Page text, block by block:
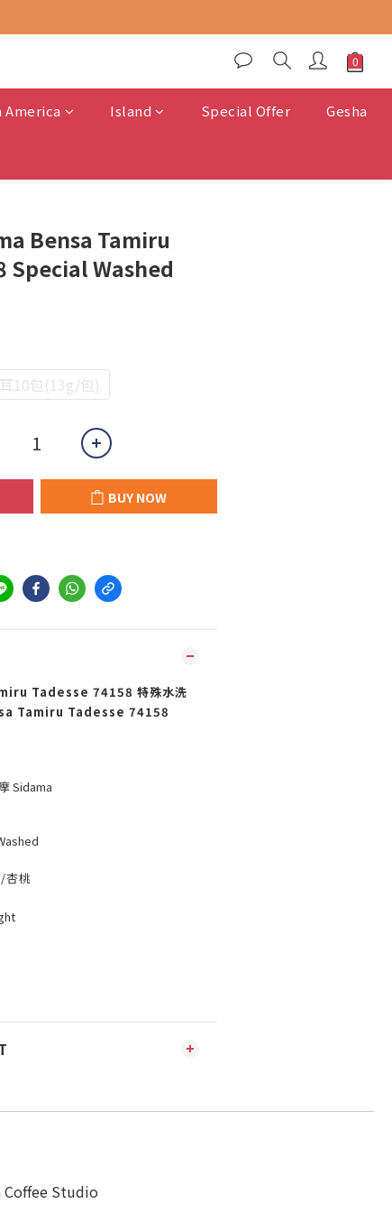
America Island Special Offer Gesha
Bensa Tamiru
Special Washed
10包(13g/包)
BUY NOW
Tadesse 74158 特殊水洗
Tamiru Tadesse 74158
Sidama
桃
Coffee Studio